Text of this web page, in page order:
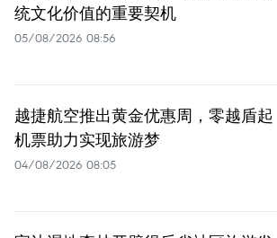
统文化价值的重要契机
05/08/2026 08:56
越捷航空推出黄金优惠周，零越盾起
机票助力实现旅游梦
04/08/2026 08:05